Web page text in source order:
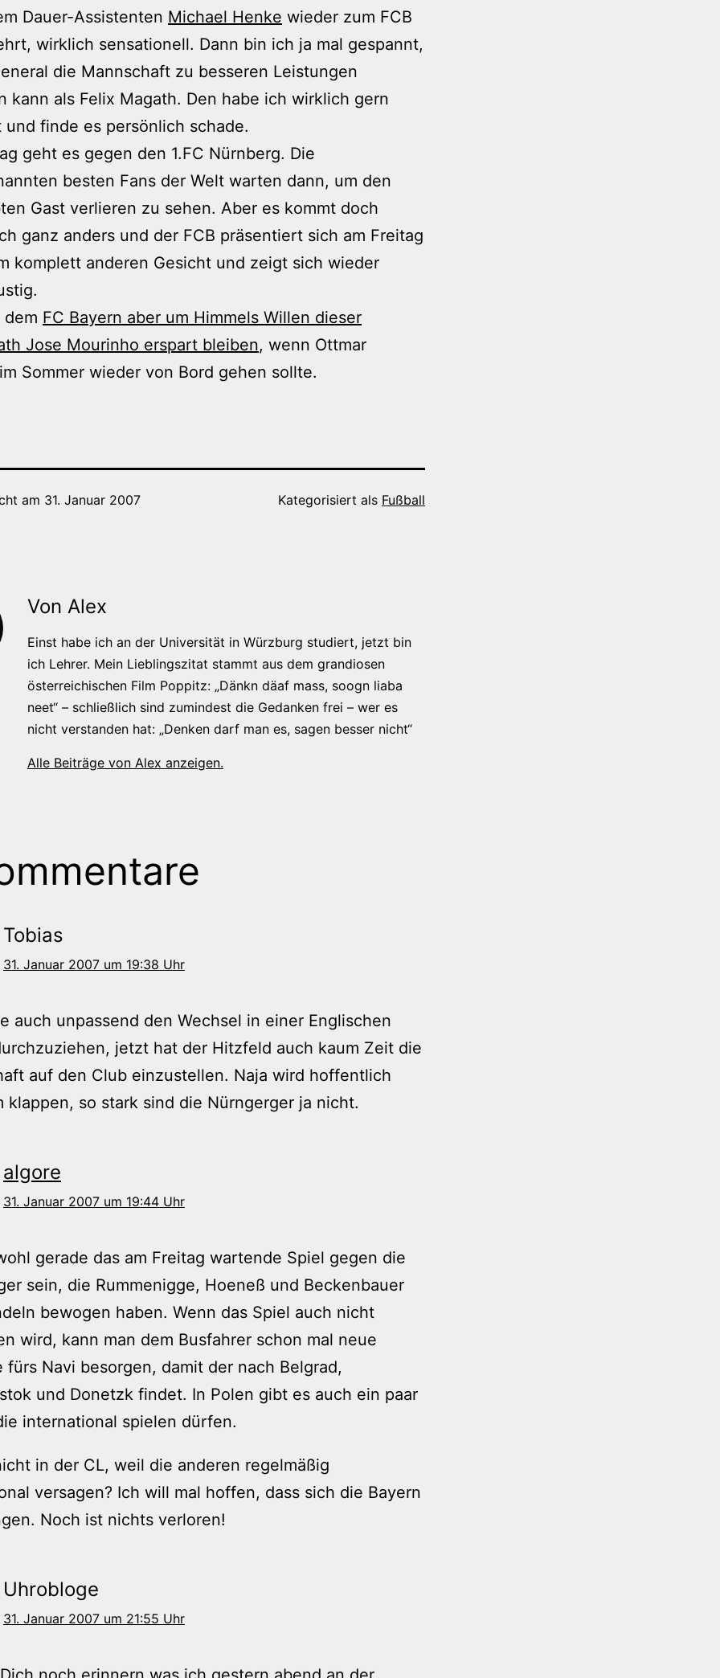
Dauer-Assistenten Michael Henke wieder zum FCB
wirklich sensationell. Dann bin ich ja mal gespannt,
die Mannschaft zu besseren Leistungen
kann als Felix Magath. Den habe ich wirklich gern
und finde es persönlich schade.
geht es gegen den 1.FC Nürnberg. Die
besten Fans der Welt warten dann, um den
Gast verlieren zu sehen. Aber es kommt doch
ganz anders und der FCB präsentiert sich am Freitag
komplett anderen Gesicht und zeigt sich wieder
dem FC Bayern aber um Himmels Willen dieser
Jose Mourinho erspart bleiben, wenn Ottmar
Sommer wieder von Bord gehen sollte.
am 31. Januar 2007 Kategorisiert als Fußball
Von Alex
Einst habe ich an der Universität in Würzburg studiert, jetzt bin
ich Lehrer. Mein Lieblingszitat stammt aus dem grandiosen
österreichischen Film Poppitz: „Dänkn däaf mass, soogn liaba
neet“ – schließlich sind zumindest die Gedanken frei – wer es
nicht verstanden hat: „Denken darf man es, sagen besser nicht“
Alle Beiträge von Alex anzeigen.
Tobias
31. Januar 2007 um 19:38 Uhr
auch unpassend den Wechsel in einer Englischen
jetzt hat der Hitzfeld auch kaum Zeit die
auf den Club einzustellen. Naja wird hoffentlich
klappen, so stark sind die Nürngerger ja nicht.
algore
31. Januar 2007 um 19:44 Uhr
gerade das am Freitag wartende Spiel gegen die
sein, die Rummenigge, Hoeneß und Beckenbauer
bewogen haben. Wenn das Spiel auch nicht
wird, kann man dem Busfahrer schon mal neue
fürs Navi besorgen, damit der nach Belgrad,
und Donetzk findet. In Polen gibt es auch ein paar
international spielen dürfen.
in der CL, weil die anderen regelmäßig
versagen? Ich will mal hoffen, dass sich die Bayern
Noch ist nichts verloren!
Uhrobloge
31. Januar 2007 um 21:55 Uhr